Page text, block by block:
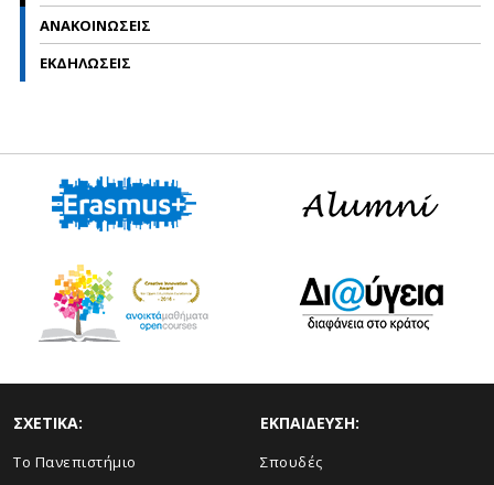
ΑΝΑΚΟΙΝΩΣΕΙΣ
ΕΚΔΗΛΩΣΕΙΣ
ΣΧΕΤΙΚΑ:
Το Πανεπιστήμιο
ΕΚΠΑΙΔΕΥΣΗ:
Σπουδές